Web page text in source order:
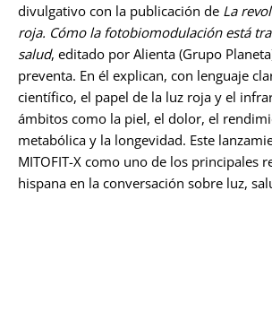
divulgativo con la publicación de La
roja. Cómo la fotobiomodulación está
salud, editado por Alienta (Grupo
preventa. En él explican, con lenguaje
científico, el papel de la luz roja y el
ámbitos como la piel, el dolor, el
metabólica y la longevidad. Este
MITOFIT-X como uno de los principales
hispana en la conversación sobre luz,